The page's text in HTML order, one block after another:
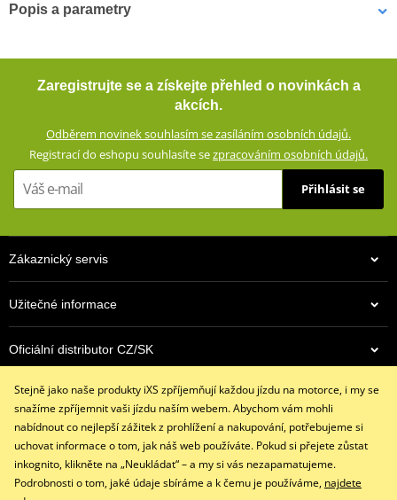
Popis a parametry
Materiál GERMADURA® 600D odolný proti oděru (100%
polyester)
Klimatická membrána GERMATEX® Z-Liner (voděodolná,
větruodolná, prodyšná)
Chrániče kyčlí a výškově nastavitelné chrániče kolen (oboje CE
certifikované, vyjímatelné)
Oblasti náchylné při pádu zesílené Ripstop materiálem
Reflexní prvky
Protiskluzový panel
Vyjímatelná termovložka (100% polyester)
Ventilační systém AirVent
Nastavení šířky v bocích pomocí zipu a suchého zipu
Strečový panel v zadní části kolen
Boční kapsy a kapsy na nohavicích s voděodolnými zipy
Krátký (20 cm) a dlouhý (70 cm) spojovací zip YKK® 8VS
Dostupné v pánské i dámské verzi (dámská verze: ZG65314)
Konstrukce testována podle normy EN17092-3:2020 (AA)
Zaregistrujte se a získejte přehled o novinkách a
akcích.
Odběrem novinek souhlasím se zasíláním osobních údajů.
Registrací do eshopu souhlasíte sezpracováním osobních údajů.
Přihlásit se
Zákaznický servis
Užitečné informace
Oficiální distributor CZ/SK
Kontaktujte nás
info@ixs-motopoint.cz
Po - Pá (8:00 - 16:30)
Stejně jako naše produkty iXS zpříjemňují každou jízdu na motorce, i my se
snažíme zpříjemnit vaši jízdu naším webem. Abychom vám mohli
nabídnout co nejlepší zážitek z prohlížení a nakupování, potřebujeme si
uchovat informace o tom, jak náš web používáte. Pokud si přejete zůstat
inkognito, klikněte na „Neukládat“ – a my si vás nezapamatujeme.
Podrobnosti o tom, jaké údaje sbíráme a k čemu je používáme, najdete